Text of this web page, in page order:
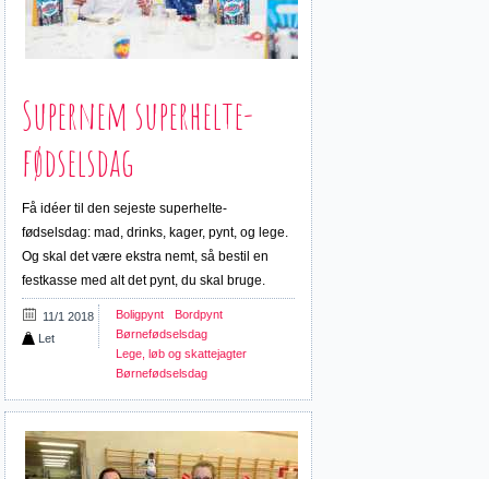
Supernem superhelte-
fødselsdag
Få idéer til den sejeste superhelte-
fødselsdag: mad, drinks, kager, pynt, og lege.
Og skal det være ekstra nemt, så bestil en
festkasse med alt det pynt, du skal bruge.
11/1 2018
Let
Boligpynt
Bordpynt
Børnefødselsdag
Lege, løb og skattejagter
Børnefødselsdag